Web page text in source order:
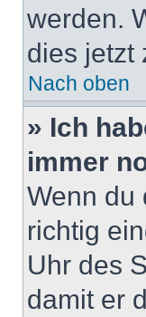
werden.
dies jetzt
Nach oben
» Ich
immer
Wenn du
richtig
Uhr des
damit er